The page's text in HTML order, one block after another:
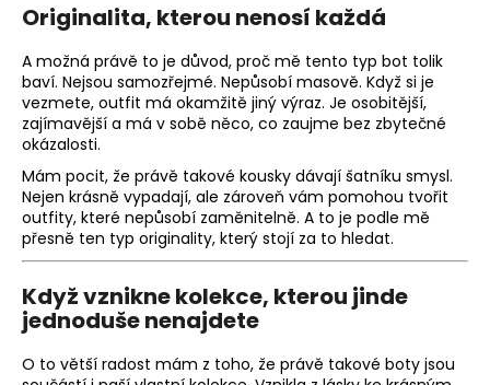
Originalita, kterou nenosí každá
A možná právě to je důvod, proč mě tento typ bot tolik
baví. Nejsou samozřejmé. Nepůsobí masově. Když si je
vezmete, outfit má okamžitě jiný výraz. Je osobitější,
zajímavější a má v sobě něco, co zaujme bez zbytečné
okázalosti.
Mám pocit, že právě takové kousky dávají šatníku smysl.
Nejen krásně vypadají, ale zároveň vám pomohou tvořit
outfity, které nepůsobí zaměnitelně. A to je podle mě
přesně ten typ originality, který stojí za to hledat.
Když vznikne kolekce, kterou jinde
jednoduše nenajdete
O to větší radost mám z toho, že právě takové boty jsou